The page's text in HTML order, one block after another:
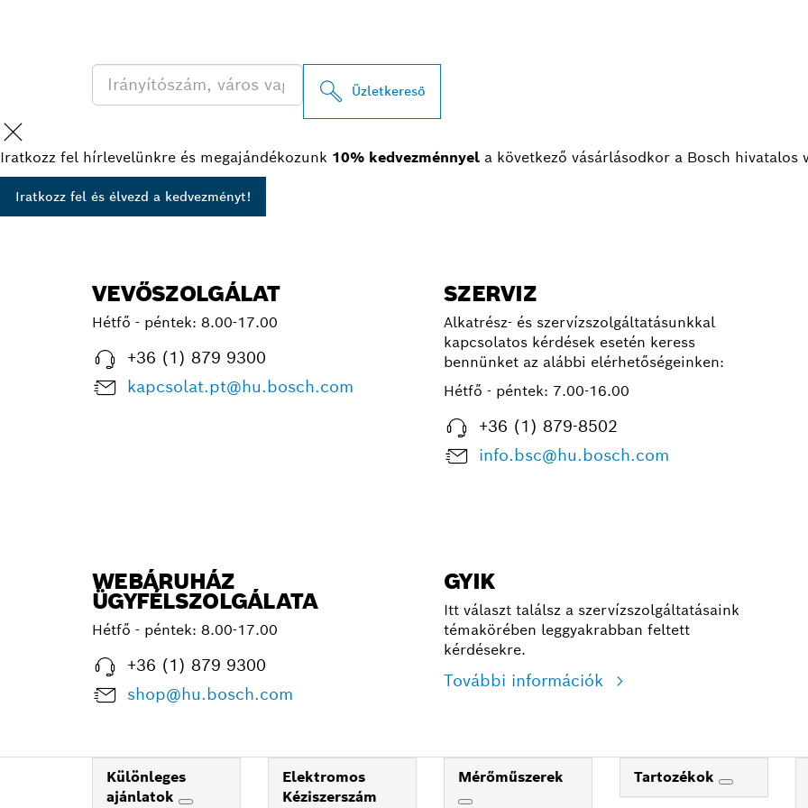
Üzletkereső
Iratkozz fel hírlevelünkre és megajándékozunk 10% kedvezménnyel a következő vásárlásodkor a Bosch hivatalos
Iratkozz fel és élvezd a kedvezményt!
VEVŐSZOLGÁLAT
Hétfő - péntek: 8.00-17.00
+36 (1) 879 9300
kapcsolat.pt@hu.bosch.com
SZERVIZ
Alkatrész- és szervízszolgáltatásunkkal
kapcsolatos kérdések esetén keress
bennünket az alábbi elérhetőségeinken:
Hétfő - péntek: 7.00-16.00
+36 (1) 879-8502
info.bsc@hu.bosch.com
WEBÁRUHÁZ
ÜGYFÉLSZOLGÁLATA
Hétfő - péntek: 8.00-17.00
+36 (1) 879 9300
shop@hu.bosch.com
GYIK
Itt választ találsz a szervízszolgáltatásaink
témakörében leggyakrabban feltett
kérdésekre.
További információk
Különleges
ajánlatok
Elektromos
Kéziszerszám
Mérőműszerek Tartozékok